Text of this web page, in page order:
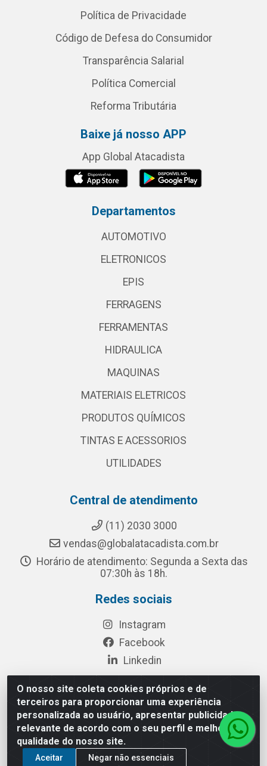
O nosso site coleta cookies próprios e de
terceiros para proporcionar uma experiência
personalizada ao usuário, apresentar publicidade
relevante de acordo com o seu perfil e melhorar a
qualidade do nosso site.
Aceitar Negar não essenciais
Política de Privacidade
Código de Defesa do Consumidor
Transparência Salarial
Política Comercial
Reforma Tributária
Baixe já nosso APP
App Global Atacadista
Departamentos
AUTOMOTIVO
ELETRONICOS
EPIS
FERRAGENS
FERRAMENTAS
HIDRAULICA
MAQUINAS
MATERIAIS ELETRICOS
PRODUTOS QUÍMICOS
TINTAS E ACESSORIOS
UTILIDADES
Central de atendimento
(11) 2030 3000
vendas@globalatacadista.com.br
Horário de atendimento: Segunda a Sexta das
07:30h às 18h.
Redes sociais
Instagram
Facebook
Linkedin
Rua Chipuê, 117 - S. Miguel Paulista São Paulo/SP - CEP
08010-260- CNPJ: 03.010.739/0001-72